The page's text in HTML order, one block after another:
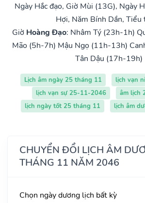
Ngày Hắc đạo, Giờ Mùi (13G), Ngày
Hợi, Năm Bính Dần, Tiểu
Giờ Hoàng Đạo: Nhâm Tý (23h-1h)
Mão (5h-7h) Mậu Ngọ (11h-13h)
Tân Dậu (17h-19h)
Lịch âm ngày 25 tháng 11
lịch vạn
lịch vạn sự 25-11-2046
âm lịch
lịch ngày tốt 25 tháng 11
lịch âm
CHUYỂN ĐỔI LỊCH ÂM
THÁNG 11 NĂM 2046
Chọn ngày dương lịch bất kỳ